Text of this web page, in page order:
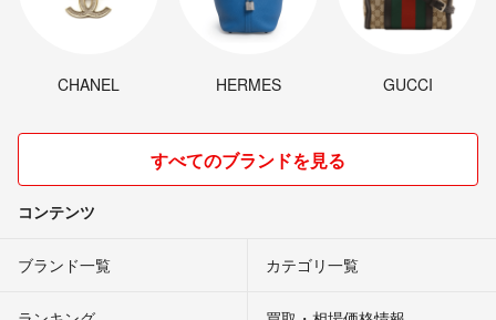
CHANEL HERMES GUCCI
すべてのブランドを見る
コンテンツ
ブランド一覧 カテゴリ一覧